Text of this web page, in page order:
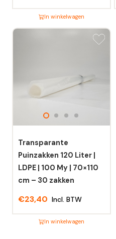
In winkelwagen
Dit
worden
op
de
productpagina
Transparante
Puinzakken 120 Liter |
LDPE | 100 My | 70×110
cm – 30 zakken
€23,40 Incl. BTW
In winkelwagen